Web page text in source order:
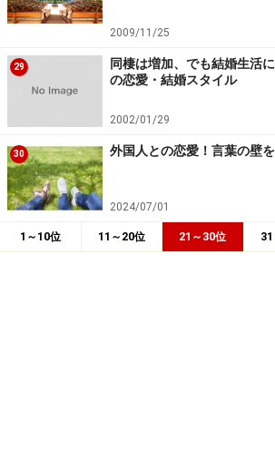
2009/11/25
29
同棲は増加、でも結婚生活
の恋愛・結婚スタイル
2002/01/29
30 外国人との恋愛！言葉の壁
2024/07/01
1～10位 11～20位 21～30位